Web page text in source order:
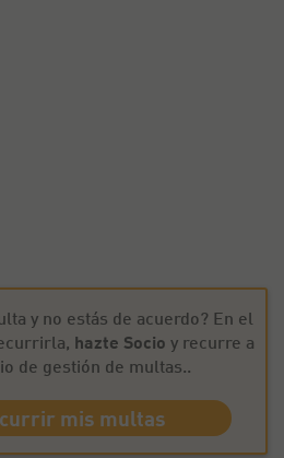
y no estás de acuerdo? En el
hazte Socio y recurre a
de gestión de multas..
mis multas